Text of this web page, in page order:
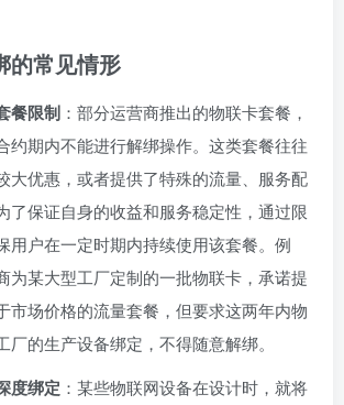
的常见情形
餐限制 ：部分运营商推出的物联卡套餐，
约期内不能进行解绑操作。这类套餐往往
大优惠，或者提供了特殊的流量、服务配
了保证自身的收益和服务稳定性，通过限
用户在一定时期内持续使用该套餐。例
为某大型工厂定制的一批物联卡，承诺提
市场价格的流量套餐，但要求这两年内物
厂的生产设备绑定，不得随意解绑。
度绑定 ：某些物联网设备在设计时，就将